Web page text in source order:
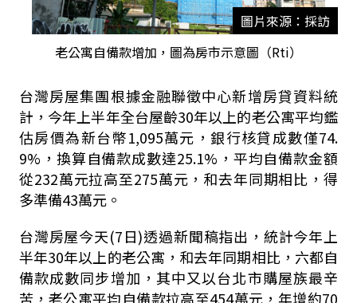
圖片來源：採訪
老公寓自備款增加，圖為房市示意圖（Rti）
台灣房屋集團根據金融聯徵中心新增房貸資料統
計，今年上半年全台屋齡30年以上的老公寓平均鑑
估房價為新台幣1,095萬元，銀行核貸成數僅74.
9%，換算自備款成數達25.1%，平均自備款金額
從232萬元拉高至275萬元，和去年同期相比，得
多準備43萬元。
台灣房屋今天(7日)透過新聞稿指出，統計今年上
半年30年以上的老公寓，和去年同期相比，六都自
備款成數同步增加，其中又以台北市購屋族最辛
苦，老公寓平均自備款拉高至454萬元，年增約70